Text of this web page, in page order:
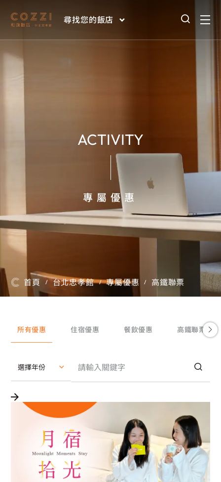
尋找您的飯店
ACTIVITY
專屬優惠
首頁 / 台北忠孝館 / 專屬優惠 / 高鐵聯票
所有優惠 住宿優惠 餐飲優惠 高鐵聯票
選擇年份